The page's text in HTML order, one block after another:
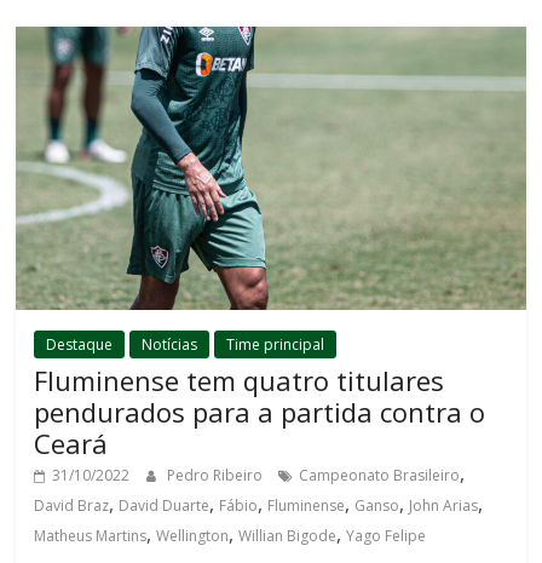
Destaque Notícias Time principal
Fluminense tem quatro titulares
pendurados para a partida contra o
Ceará
31/10/2022 Pedro Ribeiro Campeonato Brasileiro,
David Braz, David Duarte, Fábio, Fluminense, Ganso, John Arias,
Matheus Martins,Wellington,Willian Bigode,Yago Felipe